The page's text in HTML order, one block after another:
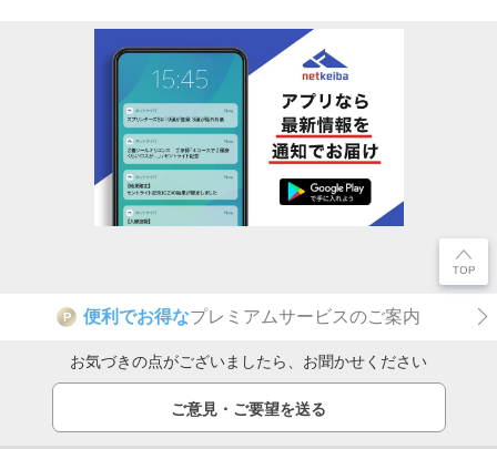
P 便利でお得なプレミアムサービスのご案内
お気づきの点がございましたら、お聞かせください
ご意見・ご要望を送る